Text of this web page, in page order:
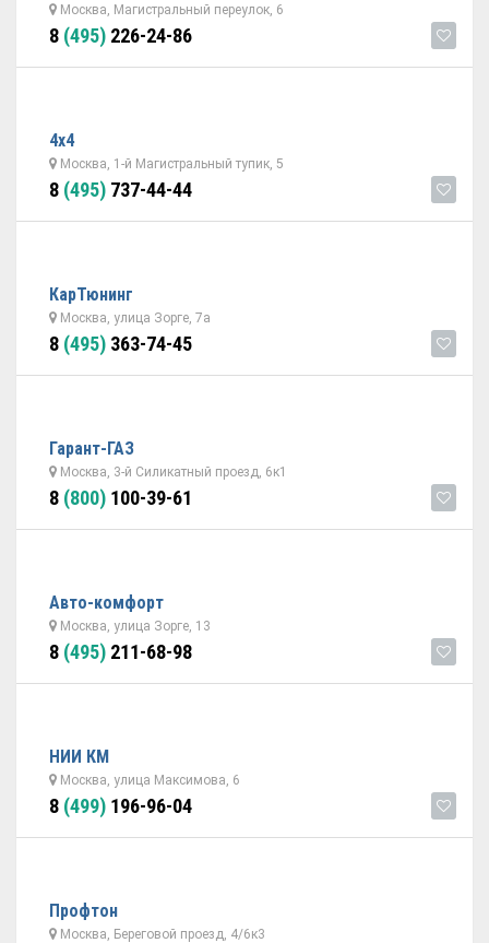
Москва, Магистральный переулок, 6
8 (495) 226-24-86
4х4
Москва, 1-й Магистральный тупик, 5
8 (495) 737-44-44
КарТюнинг
Москва, улица Зорге, 7а
8 (495) 363-74-45
Гарант-ГАЗ
Москва, 3-й Силикатный проезд, 6к1
8 (800) 100-39-61
Авто-комфорт
Москва, улица Зорге, 13
8 (495) 211-68-98
НИИ КМ
Москва, улица Максимова, 6
8 (499) 196-96-04
Профтон
Москва, Береговой проезд, 4/6к3